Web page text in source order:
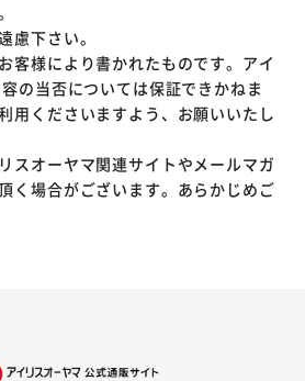
慮下さい。
客様により書かれたものです。アイ
の当否については保証できかねま
用くださいますよう、お願いいたし
スオーヤマ関連サイトやメールマガ
く場合がございます。あらかじめご